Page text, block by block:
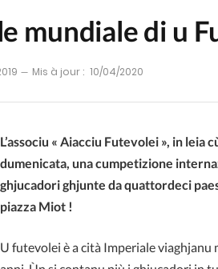
mundiale di u
Mis à jour : 10/04/2020
L’associu « Aiacciu Futevolei », in
dumenicata, una cumpetizione
ghjucadori ghjunte da quattordeci
piazza Miot !
U futevolei è a cità Imperiale viaghjanu